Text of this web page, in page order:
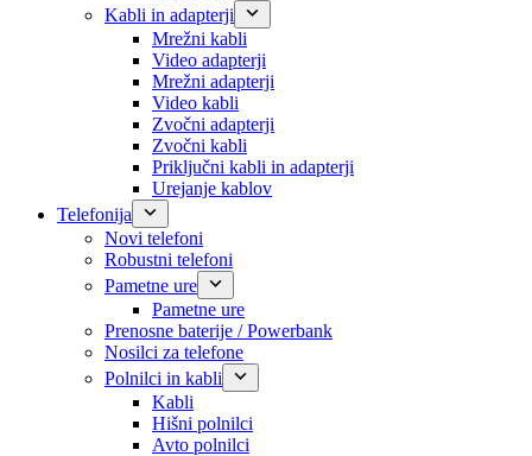
Kabli in adapterji
Mrežni kabli
Video adapterji
Mrežni adapterji
Video kabli
Zvočni adapterji
Zvočni kabli
Priključni kabli in adapterji
Urejanje kablov
Telefonija
Novi telefoni
Robustni telefoni
Pametne ure
Pametne ure
Prenosne baterije / Powerbank
Nosilci za telefone
Polnilci in kabli
Kabli
Hišni polnilci
Avto polnilci